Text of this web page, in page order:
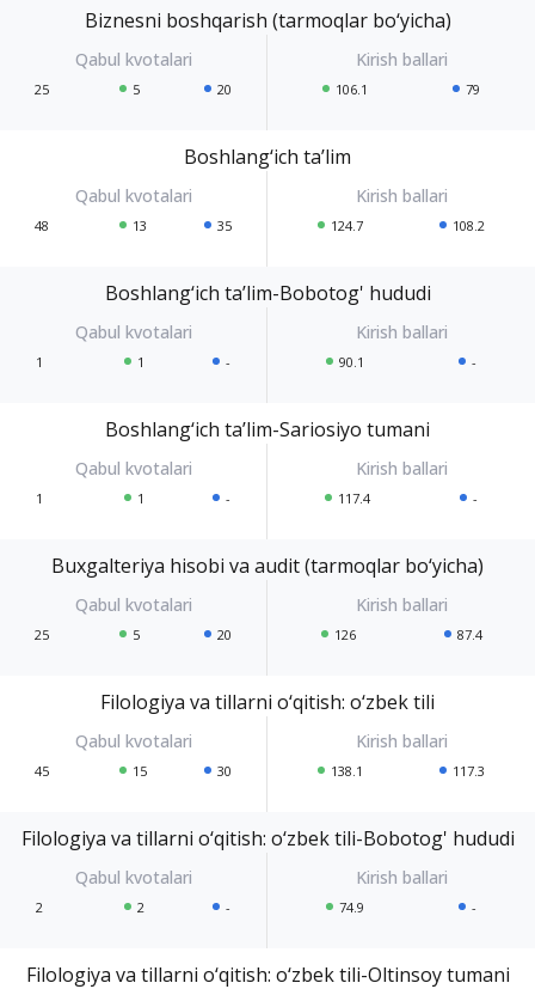
Biznesni boshqarish (tarmoqlar bo‘yicha)
25 5 20 106.1 79
Boshlang‘ich ta’lim
48 13 35 124.7 108.2
Boshlang‘ich ta’lim-Bobotog' hududi
1 1 - 90.1 -
Boshlang‘ich ta’lim-Sariosiyo tumani
1 1 - 117.4 -
Buxgalteriya hisobi va audit (tarmoqlar bo‘yicha)
25 5 20 126 87.4
Filologiya va tillarni o‘qitish: o‘zbek tili
45 15 30 138.1 117.3
Filologiya va tillarni o‘qitish: o‘zbek tili-Bobotog' hududi
2 2 - 74.9 -
Filologiya va tillarni o‘qitish: o‘zbek tili-Oltinsoy tumani